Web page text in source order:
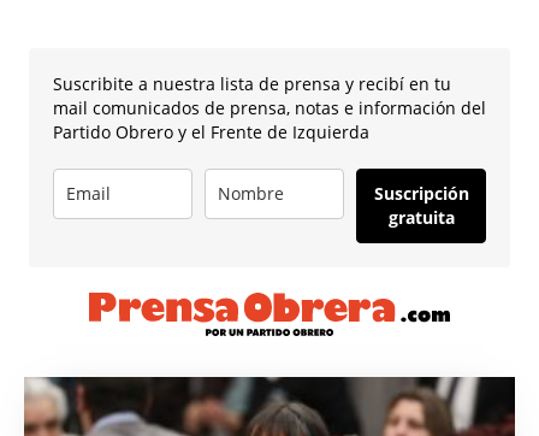
Suscribite a nuestra lista de prensa y recibí en tu
mail comunicados de prensa, notas e información del
Partido Obrero y el Frente de Izquierda
Suscripción
gratuita